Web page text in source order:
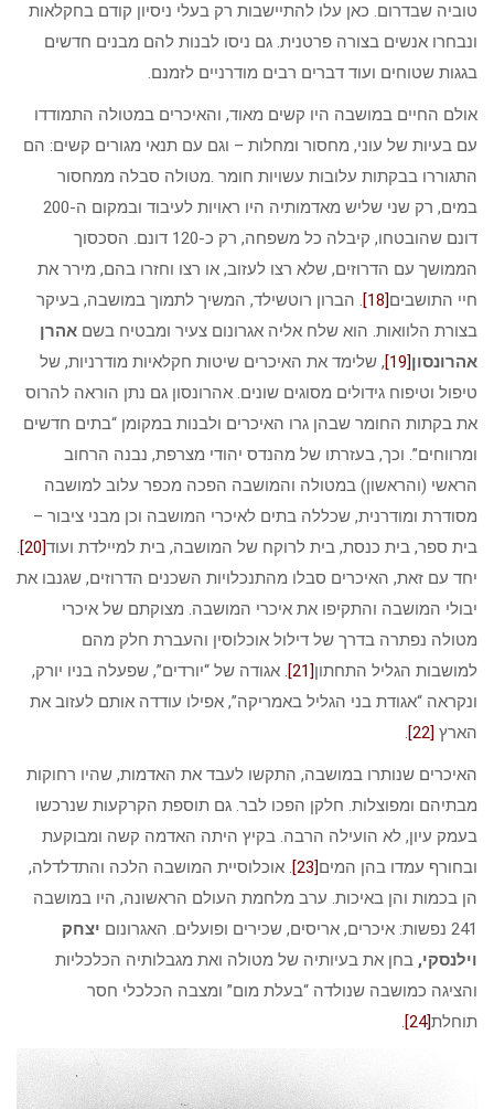
טוביה שבדרום. כאן עלו להתיישבות רק בעלי ניסיון קודם בחקלאות
ונבחרו אנשים בצורה פרטנית. גם ניסו לבנות להם מבנים חדשים
בגגות שטוחים ועוד דברים רבים מודרניים לזמנם.
אולם החיים במושבה היו קשים מאוד, והאיכרים במטולה התמודדו
עם בעיות של עוני, מחסור ומחלות – וגם עם תנאי מגורים קשים: הם
התגוררו בבקתות עלובות עשויות חומר .מטולה סבלה ממחסור
במים, רק שני שליש מאדמותיה היו ראויות לעיבוד ובמקום ה-200
דונם שהובטחו, קיבלה כל משפחה, רק כ-120 דונם. הסכסוך
הממושך עם הדרוזים, שלא רצו לעזוב, או רצו וחזרו בהם, מירר את
חיי התושבים[18]
. הברון רוטשילד, המשיך לתמוך במושבה, בעיקר
בצורת הלוואות. הוא שלח אליה אגרונום צעיר ומבטיח בשם אהרן
אהרונסון[19]
, שלימד את האיכרים שיטות חקלאיות מודרניות, של
טיפול וטיפוח גידולים מסוגים שונים. אהרונסון גם נתן הוראה להרוס
את בקתות החומר שבהן גרו האיכרים ולבנות במקומן “בתים חדשים
ומרווחים”. וכך, בעזרתו של מהנדס יהודי מצרפת, נבנה הרחוב
הראשי (והראשון) במטולה והמושבה הפכה מכפר עלוב למושבה
מסודרת ומודרנית, שכללה בתים לאיכרי המושבה וכן מבני ציבור –
בית ספר, בית כנסת, בית לרוקח של המושבה, בית למיילדת ועוד[20]
.
יחד עם זאת, האיכרים סבלו מהתנכלויות השכנים הדרוזים, שגנבו את
יבולי המושבה והתקיפו את איכרי המושבה. מצוקתם של איכרי
מטולה נפתרה בדרך של דילול אוכלוסין והעברת חלק מהם
למושבות הגליל התחתון[21]
. אגודה של “יורדים”, שפעלה בניו יורק,
ונקראה “אגודת בני הגליל באמריקה”, אפילו עודדה אותם לעזוב את
הארץ [22]
.
האיכרים שנותרו במושבה, התקשו לעבד את האדמות, שהיו רחוקות
מבתיהם ומפוצלות. חלקן הפכו לבר. גם תוספת הקרקעות שנרכשו
בעמק עיון, לא הועילה הרבה. בקיץ היתה האדמה קשה ומבוקעת
ובחורף עמדו בהן המים[23]
. אוכלוסיית המושבה הלכה והתדלדלה,
הן בכמות והן באיכות. ערב מלחמת העולם הראשונה, היו במושבה
241 נפשות: איכרים, אריסים, שכירים ופועלים. האגרונום
יצחק
וילנסקי, בחן את בעיותיה של מטולה ואת מגבלותיה הכלכליות
והציגה כמושבה שנולדה “בעלת מום” ומצבה הכלכלי חסר
תוחלת[24]
.